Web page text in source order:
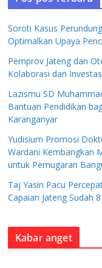
Soroti Kasus
Optimalkan Upaya
Pemprov Jateng dan
Kolaborasi dan
Lazismu SD
Bantuan Pendidikan
Karanganyar
Yudisium Promosi
Wardani Kembangkan
untuk Pemugaran
Taj Yasin Pacu
Capaian Jateng Sudah
Kabar anget